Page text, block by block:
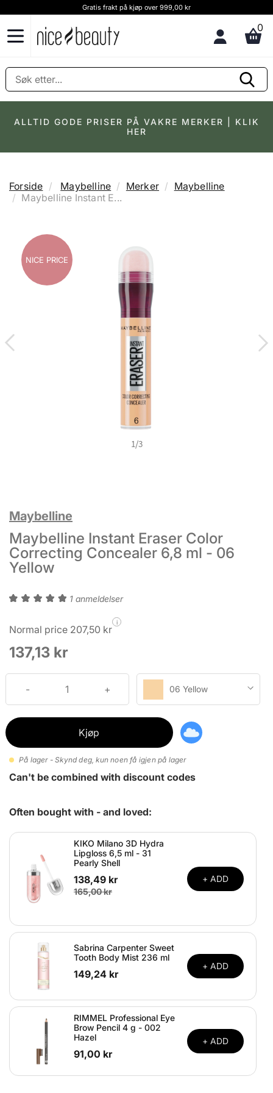
Gratis frakt på kjøp over 999,00 kr
0
ALLTID GODE PRISER PÅ VAKRE MERKER | KLIK
HER
Forside Maybelline Merker
Maybelline
Maybelline Instant E...
NICE PRICE
NICE PRICE
NICE PRICE
1/3
Maybelline
Maybelline Instant Eraser Color
Correcting Concealer 6,8 ml - 06
Yellow
1 anmeldelser
Normal price 207,50 kr
i
137,13 kr
06 Yellow
Kjøp
På lager - Skynd deg, kun noen få igjen på lager
Can't be combined with discount codes
Often bought with - and loved:
KIKO Milano 3D Hydra
Lipgloss 6,5 ml - 31
Pearly Shell
138,49 kr
165,00 kr
+ ADD
Sabrina Carpenter Sweet
Tooth Body Mist 236 ml
149,24 kr
+ ADD
RIMMEL Professional Eye
Brow Pencil 4 g - 002
Hazel
91,00 kr
+ ADD